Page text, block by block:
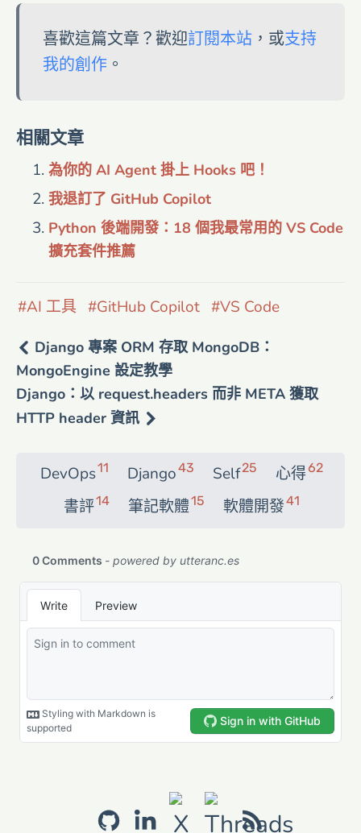
喜歡這篇文章？歡迎訂閱本站，或支持
我的創作。
相關文章
為你的 AI Agent 掛上 Hooks 吧！
我退訂了 GitHub Copilot
Python 後端開發：18 個我最常用的 VS Code
擴充套件推薦
AI 工具 GitHub Copilot VS Code
Django 專案 ORM 存取 MongoDB：
MongoEngine 設定教學
Django：以 request.headers 而非 META 獲取
HTTP header 資訊
DevOps11 Django43 Self25 心得62
書評14 筆記軟體15 軟體開發41